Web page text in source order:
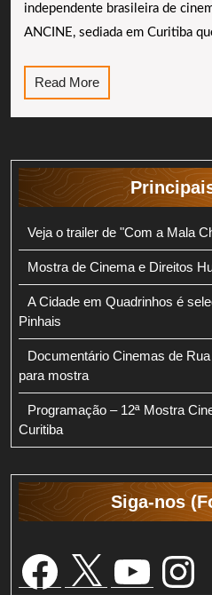
independente brasileira de
ANCINE, sediada em Curitiba
Read MoreRead
More
Veja o trailer de "Com a Mala
Mostra de Cinema e Direitos
A Cidade em Quadrinhos é
Pinhais
Documentário Cinemas de
para mostra
Programação – 12ª Mostra
Curitiba
Siga-nos